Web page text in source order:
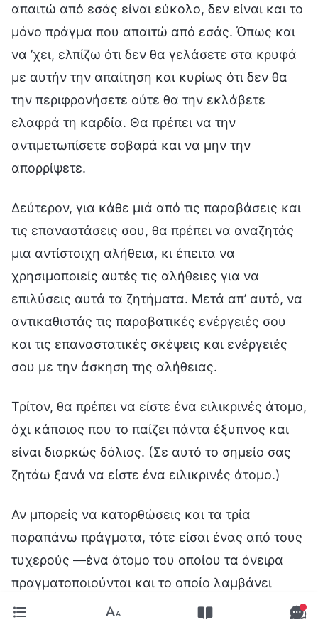
απαιτώ από εσάς είναι εύκολο, δεν είναι και το
μόνο πράγμα που απαιτώ από εσάς. Όπως και
να ’χει, ελπίζω ότι δεν θα γελάσετε στα κρυφά
με αυτήν την απαίτηση και κυρίως ότι δεν θα
την περιφρονήσετε ούτε θα την εκλάβετε
ελαφρά τη καρδία. Θα πρέπει να την
αντιμετωπίσετε σοβαρά και να μην την
απορρίψετε.
Δεύτερον, για κάθε μιά από τις παραβάσεις και
τις επαναστάσεις σου, θα πρέπει να αναζητάς
μια αντίστοιχη αλήθεια, κι έπειτα να
χρησιμοποιείς αυτές τις αλήθειες για να
επιλύσεις αυτά τα ζητήματα. Μετά απ’ αυτό, να
αντικαθιστάς τις παραβατικές ενέργειές σου
και τις επαναστατικές σκέψεις και ενέργειές
σου με την άσκηση της αλήθειας.
Τρίτον, θα πρέπει να είστε ένα ειλικρινές άτομο,
όχι κάποιος που το παίζει πάντα έξυπνος και
είναι διαρκώς δόλιος. (Σε αυτό το σημείο σας
ζητάω ξανά να είστε ένα ειλικρινές άτομο.)
Αν μπορείς να κατορθώσεις και τα τρία
παραπάνω πράγματα, τότε είσαι ένας από τους
τυχερούς —ένα άτομο του οποίου τα όνειρα
πραγματοποιούνται και το οποίο λαμβάνει
καλή τύχη. Ίσως αντιμετωπίσετε τις τρεις